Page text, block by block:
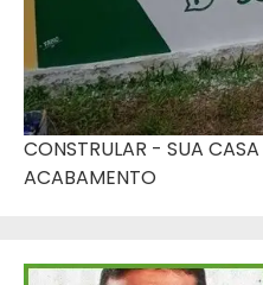
CONSTRULAR - SUA
ACABAMENTO